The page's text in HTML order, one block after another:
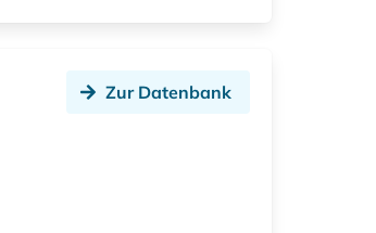
Zur Datenbank